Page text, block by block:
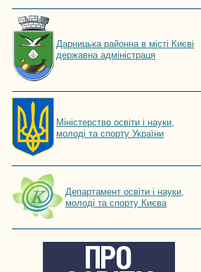
Дарницька районна в місті Києві
державна адміністраця
Мiнiстерство освiти і науки,
молоді та спорту України
Департамент освіти і науки,
молоді та спорту Києва